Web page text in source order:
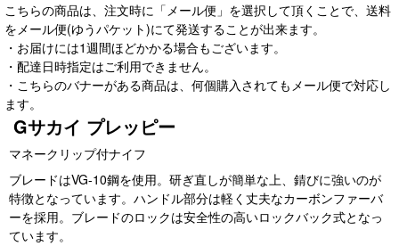
こちらの商品は、注文時に「メール便」を選択して頂くことで、送料
をメール便(ゆうパケット)にて発送することが出来ます。
・お届けには1週間ほどかかる場合もございます。
・配達日時指定はご利用できません。
・こちらのバナーがある商品は、何個購入されてもメール便で対応し
ます。
Gサカイ プレッピー
マネークリップ付ナイフ
ブレードはVG-10鋼を使用。研ぎ直しが簡単な上、錆びに強いのが
特徴となっています。ハンドル部分は軽く丈夫なカーボンファーバ
ーを採用。ブレードのロックは安全性の高いロックバック式となっ
ています。